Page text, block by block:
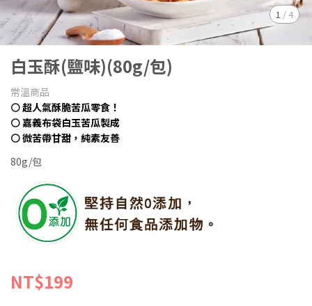
1 / 4
白玉酥(鹽味)(80g/包)
常溫商品
⚪ 超人氣酥脆苦瓜零食！
⚪ 嘉義布袋白玉苦瓜製成
⚪ 微苦帶甘甜，純素友善
80g/包
NT$199